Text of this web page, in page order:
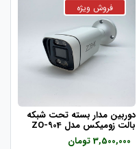
دوربین مدار بسته تحت شبکه
بالت زومیکس مدل ZO-904
3,500,000 تومان